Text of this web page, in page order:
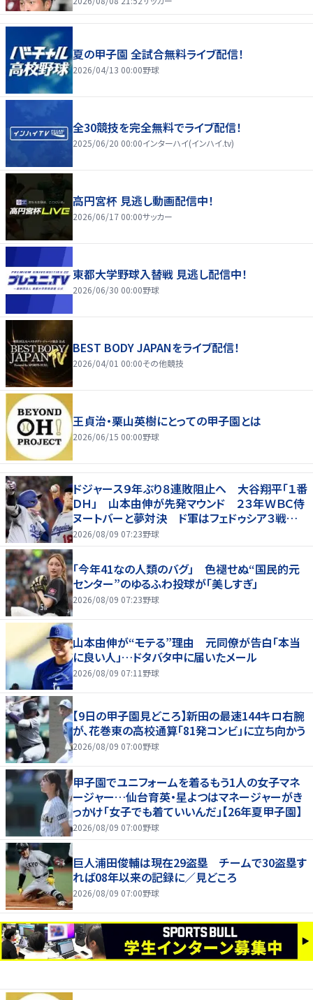
夏の甲子園 全試合無料ライブ配信！
2026/04/13 00:00野球
全30競技を完全無料でライブ配信！
2025/06/20 00:00インターハイ(インハイ.tv)
高円宮杯 見逃し動画配信中！
2026/06/17 00:00サッカー
東都大学野球入替戦 見逃し配信中！
2026/06/30 00:00野球
BEST BODY JAPANをライブ配信！
2026/04/01 00:00その他競技
王貞治・栗山英樹にとっての甲子園とは
2026/06/15 00:00野球
ドジャース９年ぶり８連敗阻止へ 大谷翔平「１番
ＤＨ」 山本由伸が先発マウンド ２３年ＷＢＣ侍
ヌートバーと夢対決 ド軍はフェドゥシア３戦連
続先発マスク【両軍ラインナップ】
2026/08/09 07:23野球
「今年41なの人類のバグ」 色褪せぬ“国民的元
センター”のゆるふわ投球が「美しすぎ」
2026/08/09 07:23野球
山本由伸が“モテる”理由 元同僚が告白「本当
に良い人」…ドタバタ中に届いたメール
2026/08/09 07:11 野球
【9日の甲子園見どころ】新田の最速144キロ右腕
が、花巻東の高校通算「81発コンビ」に立ち向かう
2026/08/09 07:00野球
甲子園でユニフォームを着るもう1人の女子マネ
ージャー…仙台育英・星よつはマネージャーがき
っかけ「女子でも着ていいんだ」【26年夏甲子園】
2026/08/09 07:00野球
巨人浦田俊輔は現在29盗塁 チームで30盗塁す
れば08年以来の記録に／見どころ
2026/08/09 07:00野球